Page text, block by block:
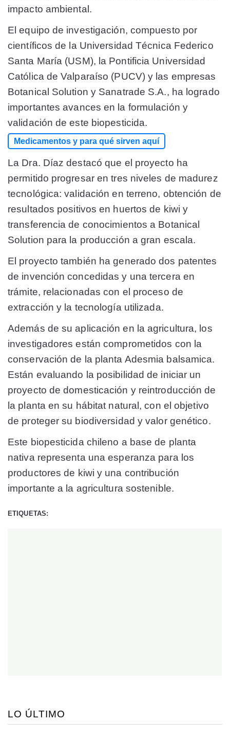
impacto ambiental.
El equipo de investigación, compuesto por
científicos de la Universidad Técnica Federico
Santa María (USM), la Pontificia Universidad
Católica de Valparaíso (PUCV) y las empresas
Botanical Solution y Sanatrade S.A., ha logrado
importantes avances en la formulación y
validación de este biopesticida.
Medicamentos y para qué sirven aquí
La Dra. Díaz destacó que el proyecto ha
permitido progresar en tres niveles de madurez
tecnológica: validación en terreno, obtención de
resultados positivos en huertos de kiwi y
transferencia de conocimientos a Botanical
Solution para la producción a gran escala.
El proyecto también ha generado dos patentes
de invención concedidas y una tercera en
trámite, relacionadas con el proceso de
extracción y la tecnología utilizada.
Además de su aplicación en la agricultura, los
investigadores están comprometidos con la
conservación de la planta Adesmia balsamica.
Están evaluando la posibilidad de iniciar un
proyecto de domesticación y reintroducción de
la planta en su hábitat natural, con el objetivo
de proteger su biodiversidad y valor genético.
Este biopesticida chileno a base de planta
nativa representa una esperanza para los
productores de kiwi y una contribución
importante a la agricultura sostenible.
ETIQUETAS:
LO ÚLTIMO